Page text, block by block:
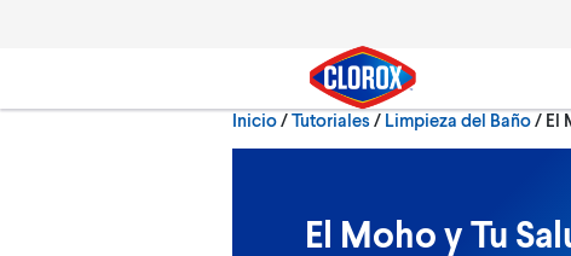
Inicio/Tutoriales Limpieza del Baño El
El Moho y Tu